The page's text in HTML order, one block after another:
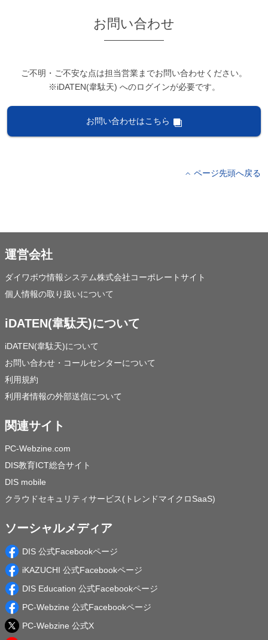
お問い合わせ
ご不明・ご不安な点は担当営業までお問い合わせください。
※iDATEN(韋駄天) へのログインが必要です。
お問い合わせはこちら
ページ先頭へ戻る
運営会社
ダイワボウ情報システム株式会社コーポレートサイト
個人情報の取り扱いについて
iDATEN(韋駄天)について
iDATEN(韋駄天)について
お問い合わせ・コールセンターについて
利用規約
利用者情報の外部送信について
関連サイト
PC-Webzine.com
DIS教育ICT総合サイト
DIS mobile
クラウドセキュリティサービス(トレンドマイクロSaaS)
ソーシャルメディア
DIS 公式Facebookページ
iKAZUCHI 公式Facebookページ
DIS Education 公式Facebookページ
PC-Webzine 公式Facebookページ
PC-Webzine 公式X